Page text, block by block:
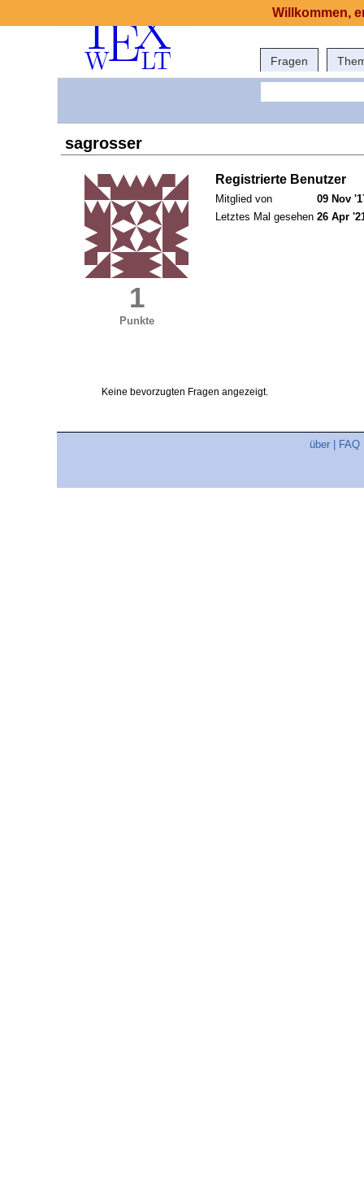
Fragen
sagrosser
1
Punkte
Registrierte Benutzer
Mitglied von
09 Nov
Letztes Mal gesehen 26 Apr
Keine bevorzugten Fragen angezeigt.
über FAQ
Willkommen,